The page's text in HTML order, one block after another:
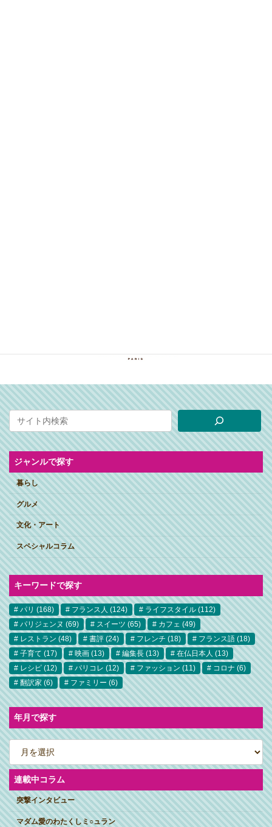
ジャンルで探す
暮らし
グルメ
文化・アート
スペシャルコラム
キーワードで探す
パリ (168) フランス人 (124) ライフスタイル (112)
パリジェンヌ (69) スイーツ (65) カフェ (49)
レストラン (48) 書評 (24) フレンチ (18) フランス語 (18)
子育て (17) 映画 (13) 編集長 (13) 在仏日本人 (13)
レシピ (12) パリコレ (12) ファッション (11) コロナ (6)
翻訳家 (6) ファミリー (6)
年月で探す
ア
ー
カ
イ
ブ連載中コラム
突撃インタビュー
マダム愛のわたくしミ○ュラン